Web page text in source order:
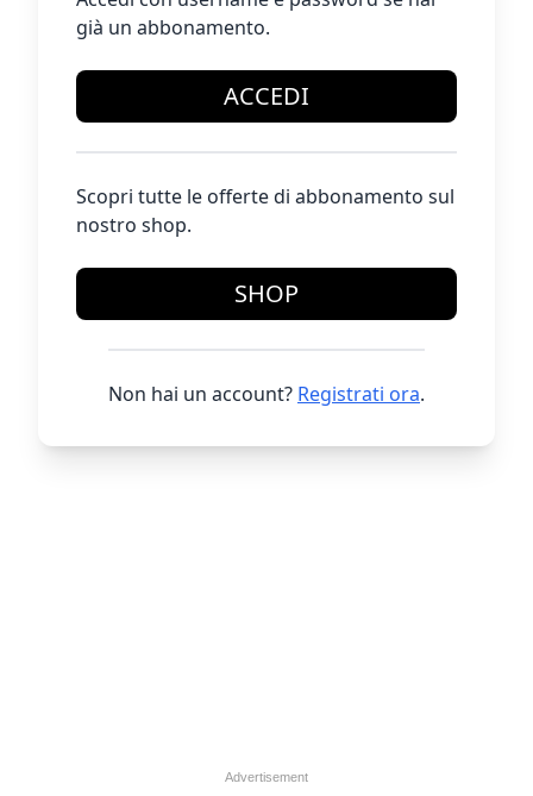
già un abbonamento.
ACCEDI
Scopri tutte le offerte di abbonamento sul
nostro shop.
SHOP
Non hai un account? Registrati ora.